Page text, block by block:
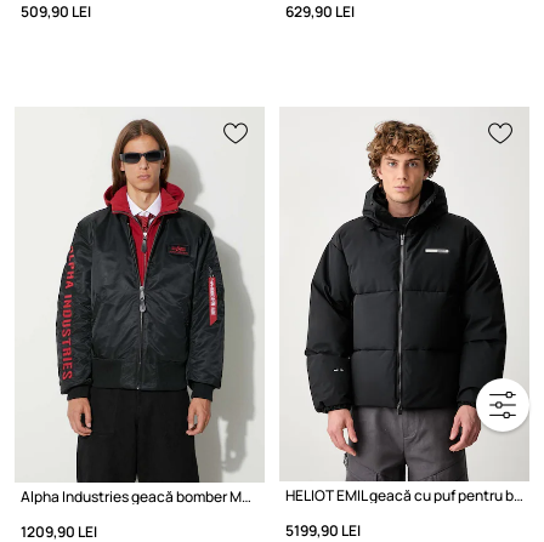
509,90 LEI
629,90 LEI
Alpha Industries geacă bomber MA-1 D-Tec SE
1209,90 LEI
HELIOT EMIL geacă cu puf pentru bărbați
5199,90 LEI